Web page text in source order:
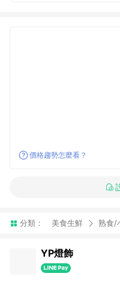
價格趨勢怎麼看？
分類： 美食生鮮 熟食/
YP燈飾